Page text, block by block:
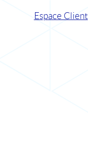
Espace Client